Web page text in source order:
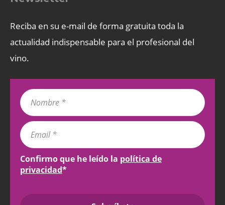
Reciba en su e-mail de forma gratuita toda la
actualidad indispensable para el profesional del
vino.
Confirmo que he leído la política de
privacidad*